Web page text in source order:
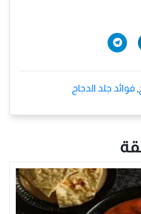
, فوائد جلد الدجاج